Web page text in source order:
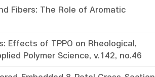
Fibers: The Role of Aromatic
Effects of TPPO on Rheological,
Polymer Science, v.142, no.46